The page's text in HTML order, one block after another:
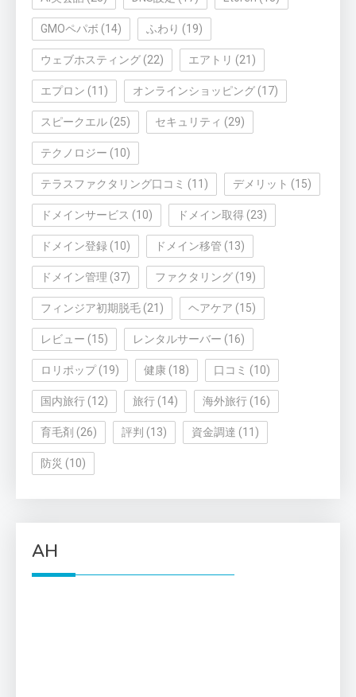
GMOペパボ (14) ふわり (19)
ウェブホスティング (22) エアトリ (21)
エプロン (11) オンラインショッピング (17)
スピークエル (25) セキュリティ (29)
テクノロジー (10)
テラスファクタリング口コミ (11) デメリット (15)
ドメインサービス (10) ドメイン取得 (23)
ドメイン登録 (10) ドメイン移管 (13)
ドメイン管理 (37) ファクタリング (19)
フィンジア初期脱毛 (21) ヘアケア (15)
レビュー (15) レンタルサーバー (16)
ロリポップ(19) 健康 (18) 口コミ (10)
国内旅行 (12) 旅行 (14) 海外旅行 (16)
育毛剤 (26) 評判 (13) 資金調達 (11)
防災 (10)
AH